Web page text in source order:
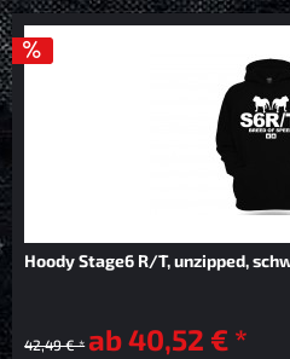
Hoody Stage6 R/T, unzipped,
42,49 € * ab 40,52 € *